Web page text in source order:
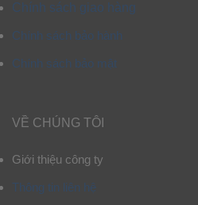
Chính sách giao hàng
Chính sách bảo hành
Chính sách bảo mật
VỀ CHÚNG TÔI
Giới thiệu công ty
Thông tin liên hệ